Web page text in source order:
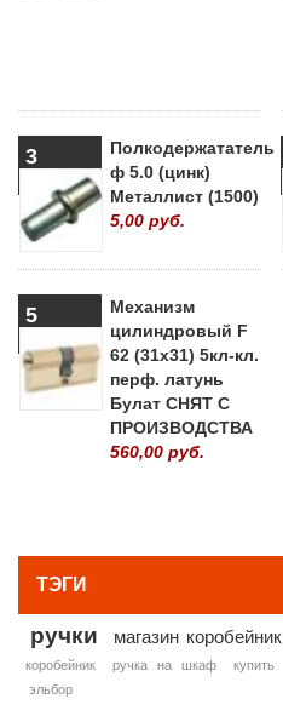
3
Полкодержататель
ф 5.0 (цинк)
Металлист (1500)
5,00 руб.
5
Механизм
цилиндровый F
62 (31х31) 5кл-кл.
перф. латунь
Булат СНЯТ С
ПРОИЗВОДСТВА
560,00 руб.
ТЭГИ
ручки магазин коробейник
коробейник
ручка на шкаф купить
эльбор